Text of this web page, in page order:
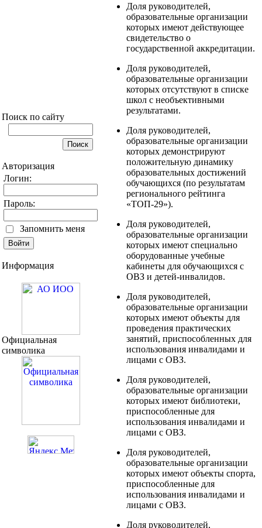
Поиск по сайту
Авторизация
Логин:
Пароль:
Запомнить меня
Информация
Официальная
символика
Доля руководителей,
образовательные организации
которых имеют действующее
свидетельство о
государственной аккредитации.
Доля руководителей,
образовательные организации
которых отсутствуют в списке
школ с необъективными
результатами.
Доля руководителей,
образовательные организации
которых демонстрируют
положительную динамику
образовательных достижений
обучающихся (по результатам
регионального рейтинга
«ТОП-29»).
Доля руководителей,
образовательные организации
которых имеют специально
оборудованные учебные
кабинеты для обучающихся с
ОВЗ и детей-инвалидов.
Доля руководителей,
образовательные организации
которых имеют объекты для
проведения практических
занятий, приспособленных для
использования инвалидами и
лицами с ОВЗ.
Доля руководителей,
образовательные организации
которых имеют библиотеки,
приспособленные для
использования инвалидами и
лицами с ОВЗ.
Доля руководителей,
образовательные организации
которых имеют объекты спорта,
приспособленные для
использования инвалидами и
лицами с ОВЗ.
Доля руководителей,